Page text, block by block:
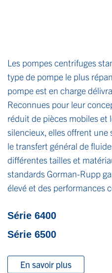
Les pompes centrifuges
type de pompe le plus
pompe est en charge
Reconnues pour leur
réduit de pièces mobiles
silencieux, elles offrent
le transfert général de
différentes tailles et
standards Gorman-Rupp
élevé et des performances
Série 6400
Série 6500
En savoir plus